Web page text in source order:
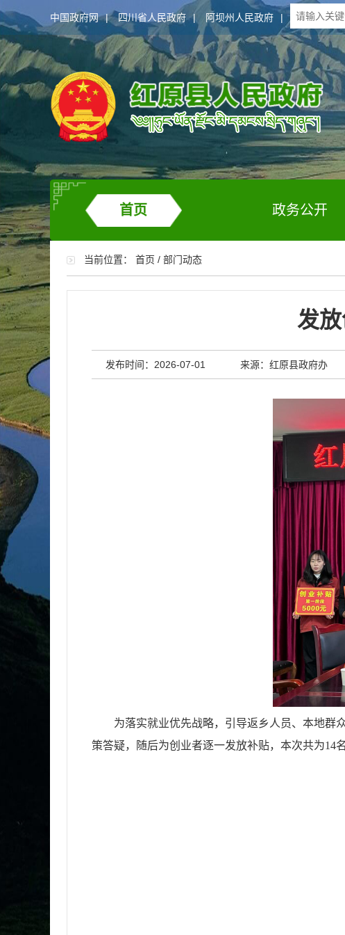
中国政府网 | 四川省人民政府 | 阿坝州人民政府 |
首页 政务公开
当前位置： 首页 / 部门动态
发
发布时间：2026-07-01 来源：红原县政府办
为落实就业优先战略，引导返乡人员、本地群
策答疑，随后为创业者逐一发放补贴，本次共为14